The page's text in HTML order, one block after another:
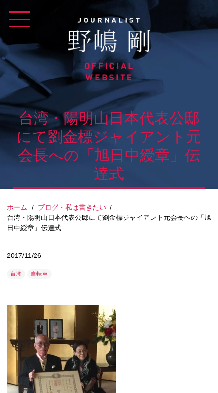
content
台湾・陽明山日本代表公邸
にて劉金標ジャイアント元
会長への「旭日中綬章」伝
達式
ホーム / ブログ・私は書きたい /
台湾・陽明山日本代表公邸にて劉金標ジャイアント元会長への「旭
日中綬章」伝達式
2017/11/26
台湾 自転車